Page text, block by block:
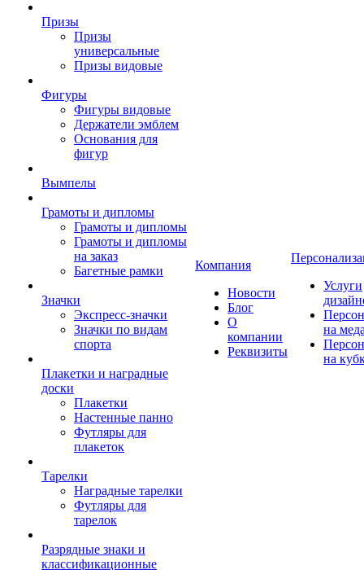
Призы
Призы
универсальные
Призы видовые
Фигуры
Фигуры видовые
Держатели эмблем
Основания для
фигур
Вымпелы
Грамоты и дипломы
Грамоты и дипломы
Грамоты и дипломы
на заказ
Багетные рамки
Значки
Экспресс-значки
Значки по видам
спорта
Плакетки и наградные
доски
Плакетки
Настенные панно
Футляры для
плакеток
Тарелки
Наградные тарелки
Футляры для
тарелок
Разрядные знаки и
классификационные
Компания
Новости
Блог
О
компании
Реквизиты
Услуги
на
на